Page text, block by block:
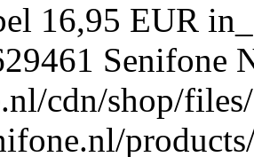
16,95 EUR
Senifone
cdn/shop/